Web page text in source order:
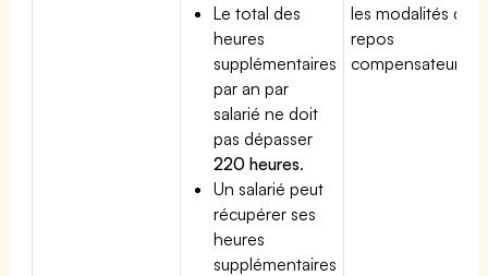
Le total des
heures
supplémentaires
par an par
salarié ne doit
pas dépasser
220 heures.
Un salarié peut
récupérer ses
heures
supplémentaires
les modalités du
repos
compensateur.